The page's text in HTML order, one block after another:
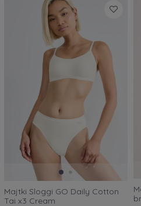
Majtki Sloggi GO Daily Cotton
Tai x3 Cream